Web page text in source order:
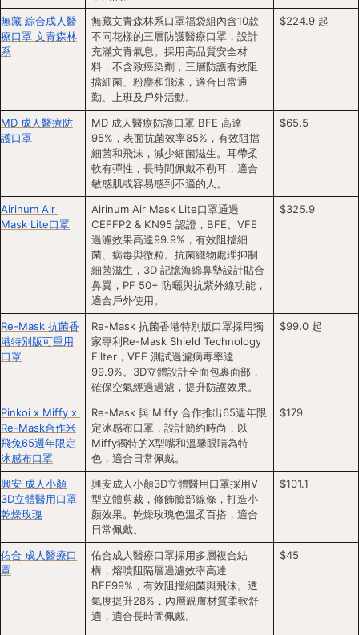
無藏 綜合成人醫
療口罩 文青森林
系
無藏文青森林系口罩福袋組內含10款
不同花樣的三層防護醫療口罩，設計
充滿文青氣息。採用高品質安全材
料，不含致癌染劑，三層防護有效阻
擋細菌、粉塵和飛沫，適合日常通
勤、上班及戶外活動。
$224.9 起
MD 成人醫療防
護口罩
MD 成人醫療防護口罩 BFE 高達
95%，表面抗菌效率85%，有效阻擋
細菌和飛沫，減少細菌滋生。耳帶柔
軟有彈性，長時間佩戴不勒耳，適合
敏感肌或容易感到不適的人。
$65.5
Airinum Air
Mask Lite口罩
Airinum Air Mask Lite口罩通過
CEFFP2 & KN95 認證，BFE、VFE
過濾效果高達99.9%，有效阻擋細
菌、病毒與微粒。抗菌織物處理抑制
細菌滋生，3D 記憶海綿鼻墊設計貼合
鼻翼，PF 50+ 防曬與抗紫外線功能，
適合戶外使用。
$325.9
Re-Mask 抗菌香
港特別版可重用
口罩
Re-Mask 抗菌香港特別版口罩採用獨
家專利Re-Mask Shield Technology
Filter，VFE 測試過濾病毒率達
99.9%。3D立體設計全面包裹面部，
確保空氣經過過濾，提升防護效果。
$99.0 起
Pinkoi x Miffy x
Re-Mask合作米
飛兔65週年限定
冰感布口罩
Re-Mask 與 Miffy 合作推出65週年限
定冰感布口罩，設計簡約時尚，以
Miffy獨特的X型嘴和溫馨眼睛為特
色，適合日常佩戴。
$179
興安 成人小顏
3D立體醫用口罩
乾燥玫瑰
興安成人小顏3D立體醫用口罩採用V
型立體剪裁，修飾臉部線條，打造小
顏效果。乾燥玫瑰色溫柔百搭，適合
日常佩戴。
$101.1
佑合 成人醫療口
罩
佑合成人醫療口罩採用多層複合結
構，熔噴阻隔層過濾效率高達
BFE99%，有效阻擋細菌與飛沫。透
氣度提升28%，內層親膚材質柔軟舒
適，適合長時間佩戴。
$45